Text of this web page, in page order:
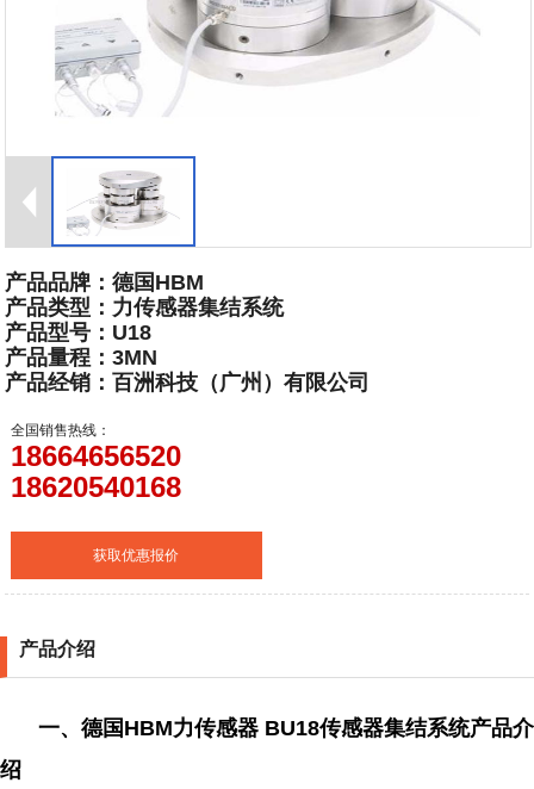
产品品牌：德国HBM
产品类型：力传感器集结系统
产品型号：U18
产品量程：3MN
​产品经销：百洲科技（广州）有限公司
全国销售热线：
18664656520
18620540168
获取优惠报价
产品介绍
一、德国HBM力传感器 BU18传感器集结系统产品介
绍